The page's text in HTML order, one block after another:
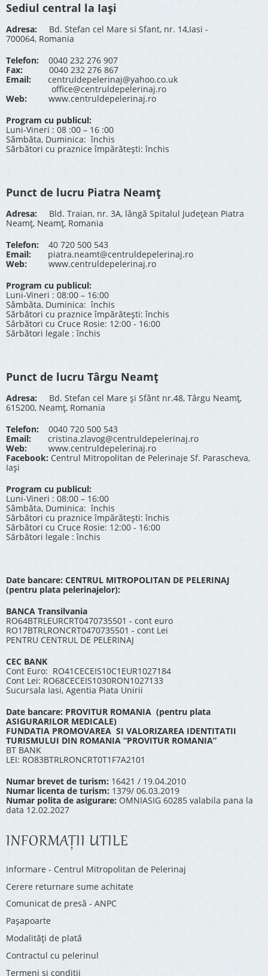
Sediul central la Iași
Adresa: Bd. Stefan cel Mare si Sfant, nr. 14,Iasi -
700064, Romania
Telefon: 0040 232 276 907
Fax: 0040 232 276 867
Email:
centruldepelerinaj@yahoo.co.uk
office@centruldepelerinaj.ro
Web:
www.centruldepelerinaj.ro
Program cu publicul:
Luni-Vineri : 08 :00 – 16 :00
Sâmbăta, Duminica: închis
Sărbători cu praznice împărătești: închis
Punct de lucru Piatra Neamț
Adresa: Bld. Traian, nr. 3A, lângă Spitalul Județean Piatra
Neamț, Neamț, Romania
Telefon:40 720 500 543
Email:
piatra.neamt@centruldepelerinaj.ro
Web:
www.centruldepelerinaj.ro
Program cu publicul:
Luni-Vineri : 08:00 – 16:00
Sâmbăta, Duminica: închis
Sărbători cu praznice împărătești: închis
Sărbători cu Cruce Rosie: 12:00 - 16:00
Sărbători legale : închis
Punct de lucru Târgu Neamț
Adresa: Bd. Stefan cel Mare și Sfânt nr.48, Târgu Neamț,
615200, Neamț, Romania
Telefon: 0040 720 500 543
Email:
cristina.zlavog@centruldepelerinaj.ro
Web:
www.centruldepelerinaj.ro
Facebook: Centrul Mitropolitan de Pelerinaje Sf. Parascheva,
Iași
Program cu publicul:
Luni-Vineri : 08:00 – 16:00
Sâmbăta, Duminica: închis
Sărbători cu praznice împărătești: închis
Sărbători cu Cruce Rosie: 12:00 - 16:00
Sărbători legale : închis
Date bancare: CENTRUL MITROPOLITAN DE PELERINAJ
(pentru plata pelerinajelor):
BANCA Transilvania
RO64BTRLEURCRT0470735501 - cont euro
RO17BTRLRONCRT0470735501 - cont Lei
PENTRU CENTRUL DE PELERINAJ
CEC BANK
Cont Euro: RO41CECEIS10C1EUR1027184
Cont Lei: RO68CECEIS1030RON1027133
Sucursala Iasi, Agentia Piata Unirii
Date bancare: PROVITUR ROMANIA (pentru plata
ASIGURARILOR MEDICALE)
FUNDATIA PROMOVAREA SI VALORIZAREA IDENTITATII
TURISMULUI DIN ROMANIA “PROVITUR ROMANIA”
BT BANK
LEI: RO83BTRLRONCRT0T1F7A2101
Numar brevet de turism: 16421 / 19.04.2010
Numar licenta de turism: 1379/ 06.03.2019
Numar polita de asigurare: OMNIASIG 60285 valabila pana la
data 12.02.2027
INFORMAŢII UTILE
Informare - Centrul Mitropolitan de Pelerinaj
Cerere returnare sume achitate
Comunicat de presă - ANPC
Pașapoarte
Modalități de plată
Contractul cu pelerinul
Termeni și condiții